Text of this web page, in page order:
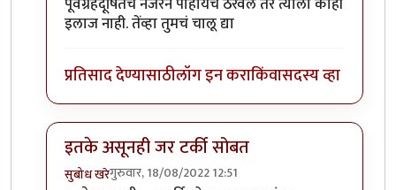
इलाज नाही. तेंव्हा तुमचं चालू द्या
प्रतिसाद देण्यासाठीलॉग इन कराकिंवासदस्य व्हा
इतके असूनही जर टर्की सोबत
सुबोध खरेगुरुवार, 18/08/2022 12:51